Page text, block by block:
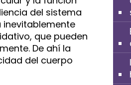
del sistema
inevitablemente
que pueden
De ahí la
del cuerpo